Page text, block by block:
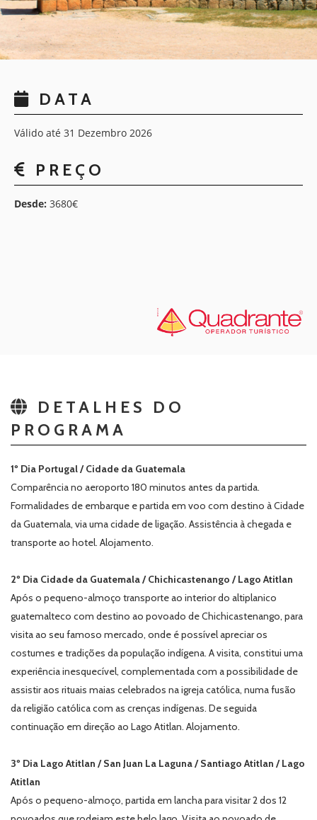
DATA
Válido até 31 Dezembro 2026
PREÇO
Desde: 3680€
DETALHES DO
PROGRAMA
1º Dia Portugal / Cidade da Guatemala
Comparência no aeroporto 180 minutos antes da partida.
Formalidades de embarque e partida em voo com destino à Cidade
da Guatemala, via uma cidade de ligação. Assistência à chegada e
transporte ao hotel. Alojamento.
2º Dia Cidade da Guatemala / Chichicastenango / Lago Atitlan
Após o pequeno-almoço transporte ao interior do altiplanico
guatemalteco com destino ao povoado de Chichicastenango, para
visita ao seu famoso mercado, onde é possível apreciar os
costumes e tradições da população indígena. A visita, constitui uma
experiência inesquecível, complementada com a possibilidade de
assistir aos rituais maias celebrados na igreja católica, numa fusão
da religião católica com as crenças indígenas. De seguida
continuação em direção ao Lago Atitlan. Alojamento.
3º Dia Lago Atitlan / San Juan La Laguna / Santiago Atitlan / Lago
Atitlan
Após o pequeno-almoço, partida em lancha para visitar 2 dos 12